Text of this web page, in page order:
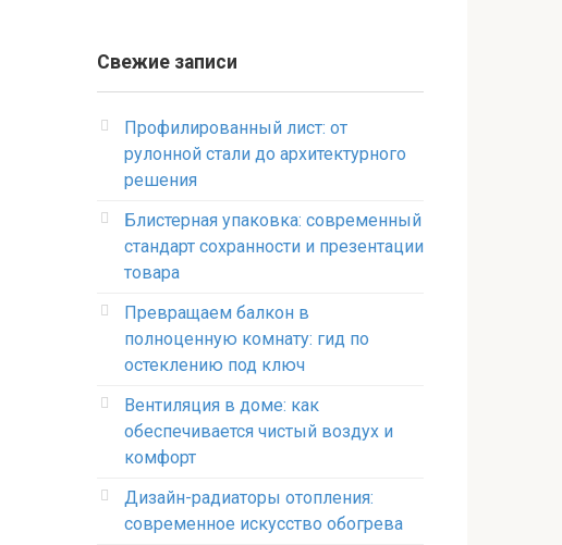
Свежие записи
Профилированный лист: от
рулонной стали до архитектурного
решения
Блистерная упаковка: современный
стандарт сохранности и презентации
товара
Превращаем балкон в
полноценную комнату: гид по
остеклению под ключ
Вентиляция в доме: как
обеспечивается чистый воздух и
комфорт
Дизайн-радиаторы отопления:
современное искусство обогрева